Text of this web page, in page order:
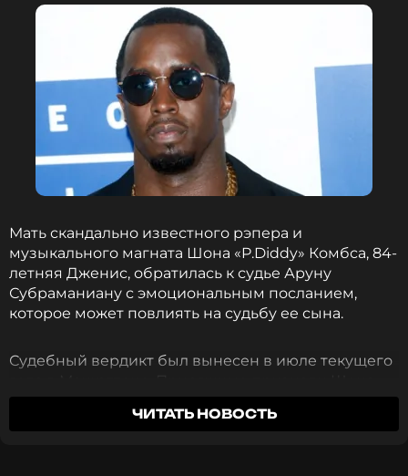
Мать скандально известного рэпера и
музыкального магната Шона «P.Diddy» Комбса, 84-
летняя Дженис, обратилась к судье Аруну
Субраманиану с эмоциональным посланием,
которое может повлиять на судьбу ее сына.
Судебный вердикт был вынесен в июле текущего
Комбса виновным по двум из пяти пунктов
обвинения. Рэпера осудили за организацию
ЧИТАТЬ НОВОСТЬ